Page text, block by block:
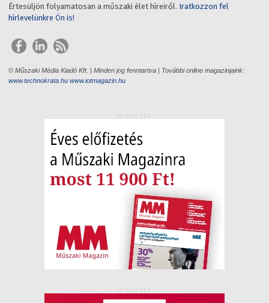
Értesüljön folyamatosan a műszaki élet híreiről. Iratkozzon fel
hírlevelünkre Ön is!
© Műszaki Média Kiadó Kft. | Minden jog fenntartva | További online magazinjaink:
www.technokrata.hu www.iotmagazin.hu
HIRDETÉS
HIRDETÉS